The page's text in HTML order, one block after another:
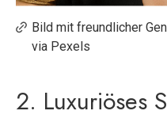
Bild mit freundlicher
via Pexels
2. Luxuriöses